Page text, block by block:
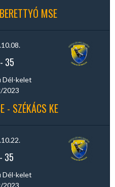
MSE
- 35
Dél-kelet
2023
- SZÉKÁCS KE
- 35
Dél-kelet
2023